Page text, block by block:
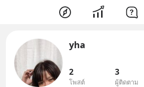
yha
2
โพสต์
3
ผู้ติดตาม